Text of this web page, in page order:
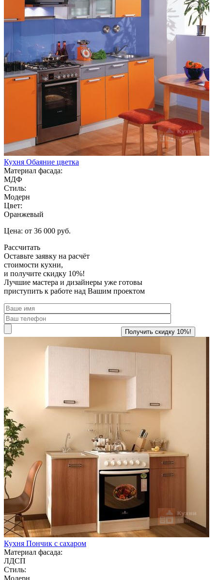
Кухня Обаяние цветка
Материал фасада:
МДФ
Стиль:
Модерн
Цвет:
Оранжевый
Цена: от 36 000 руб.
Рассчитать
Оставьте заявку на расчёт
стоимости кухни,
и получите скидку 10%!
Лучшие мастера и дизайнеры уже готовы
приступить к работе над Вашим проектом
Кухня Пончик с сахаром
Материал фасада:
ЛДСП
Стиль:
Модерн